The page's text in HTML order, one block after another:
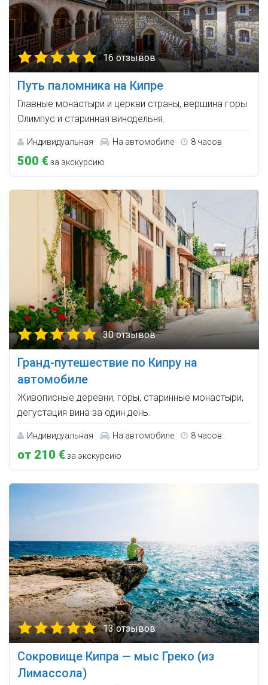
16 отзывов
Путь паломника на Кипре
Главные монастыри и церкви страны, вершина горы
Олимпус и старинная винодельня.
Индивидуальная На автомобиле 8 часов
500 €за экскурсию
30 отзывов
Гранд-путешествие по Кипру на
автомобиле
Живописные деревни, горы, старинные монастыри,
дегустация вина за один день.
Индивидуальная На автомобиле 8 часов
от 210 €за экскурсию
13 отзывов
Сокровище Кипра — мыс Греко (из
Лимассола)